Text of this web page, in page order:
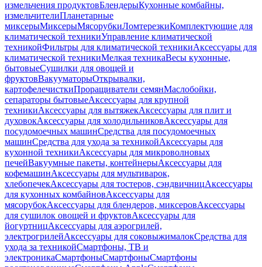
измельчения продуктовБлендерыКухонные комбайны,
измельчителиПланетарные
миксерыМиксерыМясорубкиЛомтерезкиКомплектующие для
климатической техникиУправление климатической
техникойФильтры для климатической техникиАксессуары для
климатической техникиМелкая техникаВесы кухонные,
бытовыеСушилки для овощей и
фруктовВакууматорыОткрывалки,
картофелечисткиПроращиватели семянМаслобойки,
сепараторы бытовыеАксессуары для крупной
техникиАксессуары для вытяжекАксессуары для плит и
духовокАксессуары для холодильниковАксессуары для
посудомоечных машинСредства для посудомоечных
машинСредства для ухода за техникойАксессуары для
кухонной техникиАксессуары для микроволновых
печейВакуумные пакеты, контейнерыАксессуары для
кофемашинАксессуары для мультиварок,
хлебопечекАксессуары для тостеров, сэндвичницАксессуары
для кухонных комбайновАксессуары для
мясорубокАксессуары для блендеров, миксеровАксессуары
для сушилок овощей и фруктовАксессуары для
йогуртницАксессуары для аэрогрилей,
электрогрилейАксессуары для соковыжималокСредства для
ухода за техникойСмартфоны, ТВ и
электроникаСмартфоныСмартфоныСмартфоны